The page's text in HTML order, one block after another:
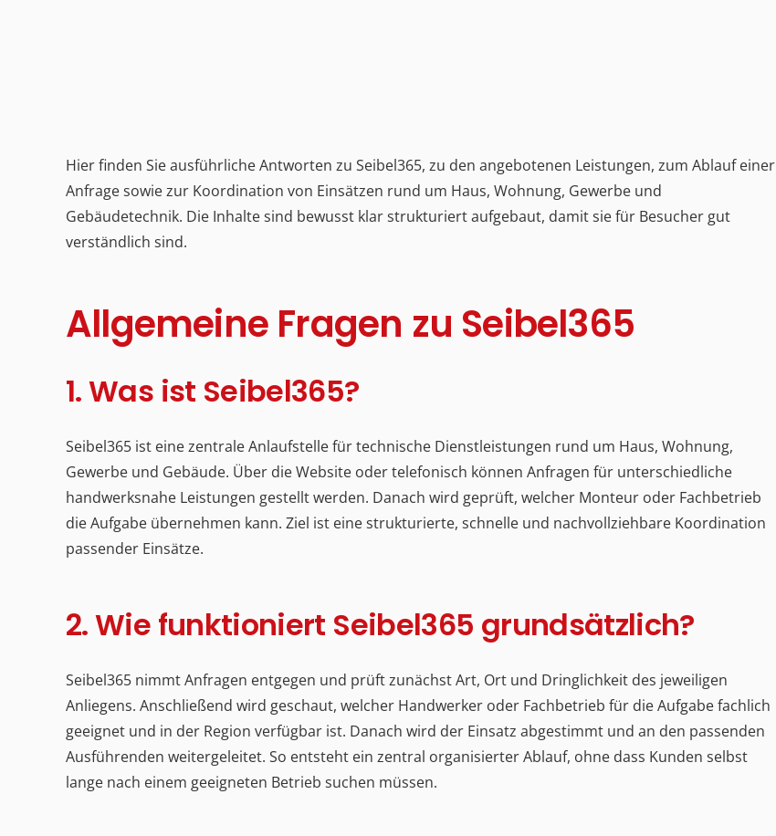
Hier finden Sie ausführliche Antworten zu Seibel365, zu den angebotenen Leistungen, zum Ablauf einer
Anfrage sowie zur Koordination von Einsätzen rund um Haus, Wohnung, Gewerbe und
Gebäudetechnik. Die Inhalte sind bewusst klar strukturiert aufgebaut, damit sie für Besucher gut
verständlich sind.
Allgemeine Fragen zu Seibel365
1. Was ist Seibel365?
Seibel365 ist eine zentrale Anlaufstelle für technische Dienstleistungen rund um Haus, Wohnung,
Gewerbe und Gebäude. Über die Website oder telefonisch können Anfragen für unterschiedliche
handwerksnahe Leistungen gestellt werden. Danach wird geprüft, welcher Monteur oder Fachbetrieb
die Aufgabe übernehmen kann. Ziel ist eine strukturierte, schnelle und nachvollziehbare Koordination
passender Einsätze.
2. Wie funktioniert Seibel365 grundsätzlich?
Seibel365 nimmt Anfragen entgegen und prüft zunächst Art, Ort und Dringlichkeit des jeweiligen
Anliegens. Anschließend wird geschaut, welcher Handwerker oder Fachbetrieb für die Aufgabe fachlich
geeignet und in der Region verfügbar ist. Danach wird der Einsatz abgestimmt und an den passenden
Ausführenden weitergeleitet. So entsteht ein zentral organisierter Ablauf, ohne dass Kunden selbst
lange nach einem geeigneten Betrieb suchen müssen.